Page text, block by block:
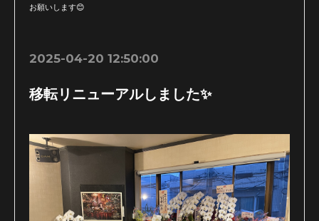
お願いします😊
2025-04-20 12:50:00
移転リニューアルしました✨